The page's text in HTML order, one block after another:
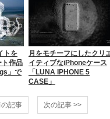
トを
ト作品
」で
月をモチーフにしたクリ
イティブなiPhoneケース
「LUNA IPHONE 5
CASE」
記事 次の記事 >>